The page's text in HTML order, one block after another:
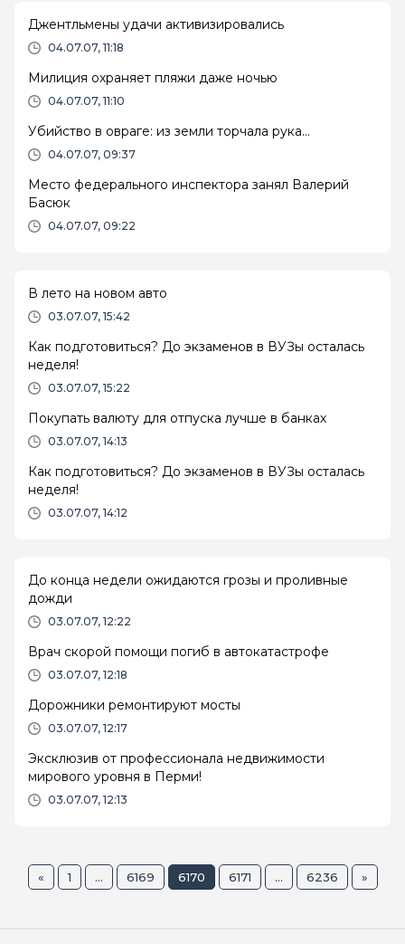
Джентльмены удачи активизировались
04.07.07, 11:18
Милиция охраняет пляжи даже ночью
04.07.07, 11:10
Убийство в овраге: из земли торчала рука…
04.07.07, 09:37
Место федерального инспектора занял Валерий
Басюк
04.07.07, 09:22
В лето на новом авто
03.07.07, 15:42
Как подготовиться? До экзаменов в ВУЗы осталась
неделя!
03.07.07, 15:22
Покупать валюту для отпуска лучше в банках
03.07.07, 14:13
Как подготовиться? До экзаменов в ВУЗы осталась
неделя!
03.07.07, 14:12
До конца недели ожидаются грозы и проливные
дожди
03.07.07, 12:22
Врач скорой помощи погиб в автокатастрофе
03.07.07, 12:18
Дорожники ремонтируют мосты
03.07.07, 12:17
Эксклюзив от профессионала недвижимости
мирового уровня в Перми!
03.07.07, 12:13
« 1 ... 6169 6170 6171 ... 6236 »